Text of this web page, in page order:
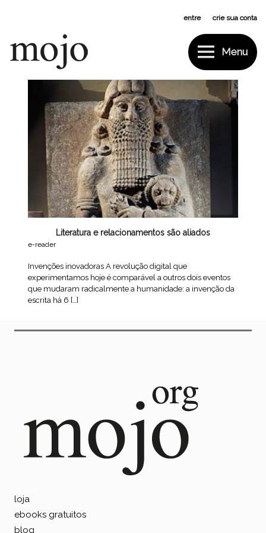
conteúdo
entreou crie sua conta
Menu
Literatura e relacionamentos são aliados
e-reader
Invenções inovadoras A revolução digital que
experimentamos hoje é comparável a outros dois eventos
que mudaram radicalmente a humanidade: a invenção da
escrita há 6 […]
leia mais
loja
ebooks gratuitos
blog